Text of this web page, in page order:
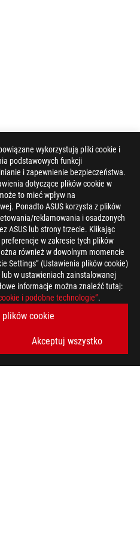
wykorzystują pliki cookie i
podstawowych funkcji
i zapewnienie bezpieczeństwa.
dotyczące plików cookie w
to mieć wpływ na
Ponadto ASUS korzysta z plików
reklamowania i osadzonych
ASUS lub strony trzecie. Klikając
w zakresie tych plików
również w dowolnym momencie
Settings” (Ustawienia plików cookie)
w ustawieniach zainstalowanej
informacje można znaleźć tutaj:
i podobne technologie”.
cookie
Akceptuj wszystko